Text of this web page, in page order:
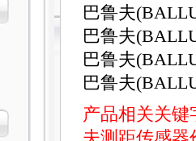
巴鲁夫
巴鲁夫
巴鲁夫
巴鲁夫
产品相关关